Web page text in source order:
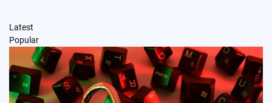
Latest
Popular